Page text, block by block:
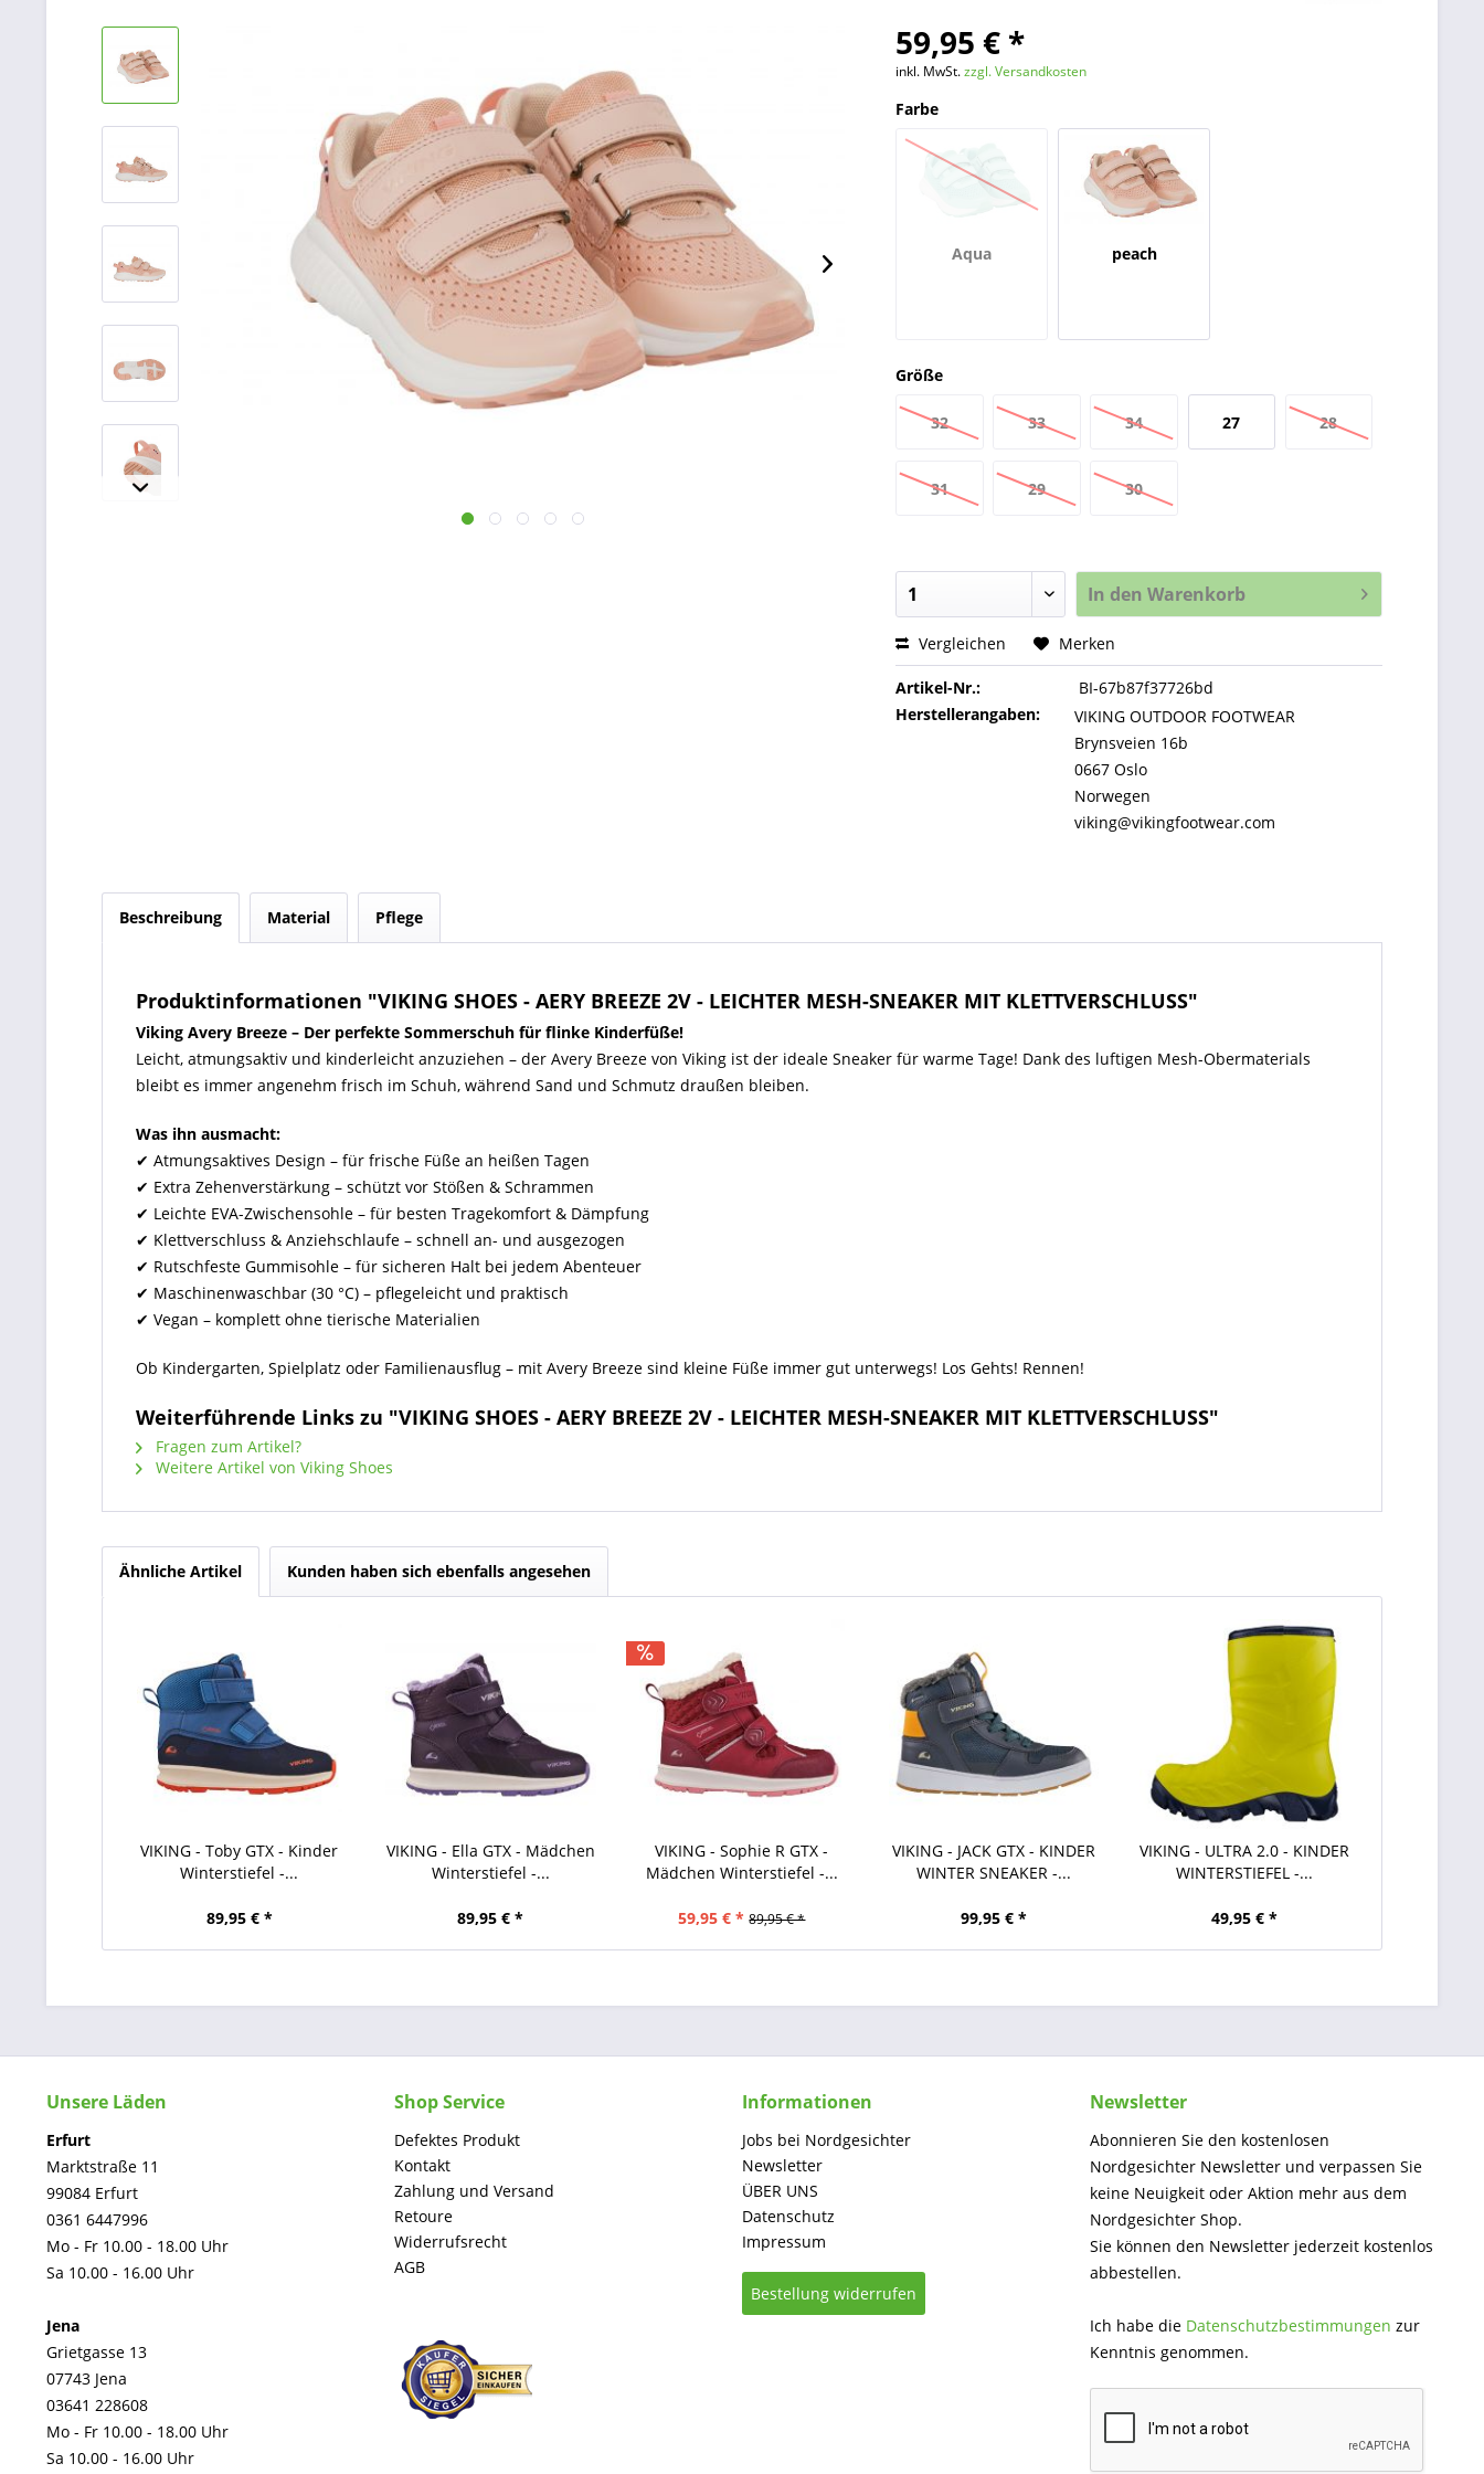
59,95 € *
inkl. MwSt.zzgl. Versandkosten
Farbe
Aqua peach
Größe
32 33 34 27 28
31 29 30
In den Warenkorb
Vergleichen Merken
Artikel-Nr.:
BI-67b87f37726bd
Herstellerangaben:
VIKING OUTDOOR FOOTWEAR
Brynsveien 16b
0667 Oslo
Norwegen
viking@vikingfootwear.com
Beschreibung Material Pflege
Produktinformationen "VIKING SHOES - AERY BREEZE 2V - LEICHTER MESH-SNEAKER MIT KLETTVERSCHLUSS"
Viking Avery Breeze – Der perfekte Sommerschuh für flinke Kinderfüße!
Leicht, atmungsaktiv und kinderleicht anzuziehen – der Avery Breeze von Viking ist der ideale Sneaker für warme Tage! Dank des luftigen Mesh-Obermaterials
bleibt es immer angenehm frisch im Schuh, während Sand und Schmutz draußen bleiben.
Was ihn ausmacht:
✔ Atmungsaktives Design – für frische Füße an heißen Tagen
✔ Extra Zehenverstärkung – schützt vor Stößen & Schrammen
✔ Leichte EVA-Zwischensohle – für besten Tragekomfort & Dämpfung
✔ Klettverschluss & Anziehschlaufe – schnell an- und ausgezogen
✔ Rutschfeste Gummisohle – für sicheren Halt bei jedem Abenteuer
✔ Maschinenwaschbar (30 °C) – pflegeleicht und praktisch
✔ Vegan – komplett ohne tierische Materialien
Ob Kindergarten, Spielplatz oder Familienausflug – mit Avery Breeze sind kleine Füße immer gut unterwegs! Los Gehts! Rennen!
Weiterführende Links zu "VIKING SHOES - AERY BREEZE 2V - LEICHTER MESH-SNEAKER MIT KLETTVERSCHLUSS"
Fragen zum Artikel?
Weitere Artikel von Viking Shoes
Ähnliche Artikel Kunden haben sich ebenfalls angesehen
VIKING - Toby GTX - Kinder
Winterstiefel -...
89,95 € *
VIKING - Ella GTX - Mädchen
Winterstiefel -...
89,95 € *
VIKING - Sophie R GTX -
Mädchen Winterstiefel -...
59,95 € * 89,95 € *
VIKING - JACK GTX - KINDER
WINTER SNEAKER -...
99,95 € *
VIKING - ULTRA 2.0 - KINDER
WINTERSTIEFEL -...
49,95 € *
Unsere Läden
Erfurt
Marktstraße 11
99084 Erfurt
0361 6447996
Mo - Fr 10.00 - 18.00 Uhr
Sa 10.00 - 16.00 Uhr
Jena
Grietgasse 13
07743 Jena
03641 228608
Mo - Fr 10.00 - 18.00 Uhr
Sa 10.00 - 16.00 Uhr
Shop Service
Defektes Produkt
Kontakt
Zahlung und Versand
Retoure
Widerrufsrecht
AGB
Informationen
Jobs bei Nordgesichter
Newsletter
ÜBER UNS
Datenschutz
Impressum
Bestellung widerrufen
Newsletter
Abonnieren Sie den kostenlosen
Nordgesichter Newsletter und verpassen Sie
keine Neuigkeit oder Aktion mehr aus dem
Nordgesichter Shop.
Sie können den Newsletter jederzeit kostenlos
abbestellen.
Ich habe die Datenschutzbestimmungen zur
Kenntnis genommen.